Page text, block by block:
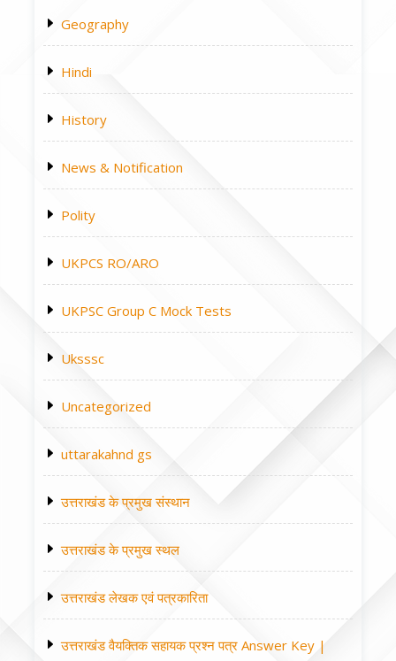
Geography
Hindi
History
News & Notification
Polity
UKPCS RO/ARO
UKPSC Group C Mock Tests
Uksssc
Uncategorized
uttarakahnd gs
उत्तराखंड के प्रमुख संस्थान
उत्तराखंड के प्रमुख स्थल
उत्तराखंड लेखक एवं पत्रकारिता
उत्तराखंड वैयक्तिक सहायक प्रश्न पत्र Answer Key |